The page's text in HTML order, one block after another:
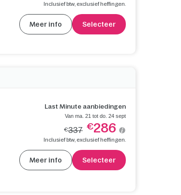
Inclusief btw, exclusief heffingen.
Meer info Selecteer
Last Minute aanbiedingen
Van ma. 21 tot do. 24 sept
€337 €286
Inclusief btw, exclusief heffingen.
Meer info Selecteer